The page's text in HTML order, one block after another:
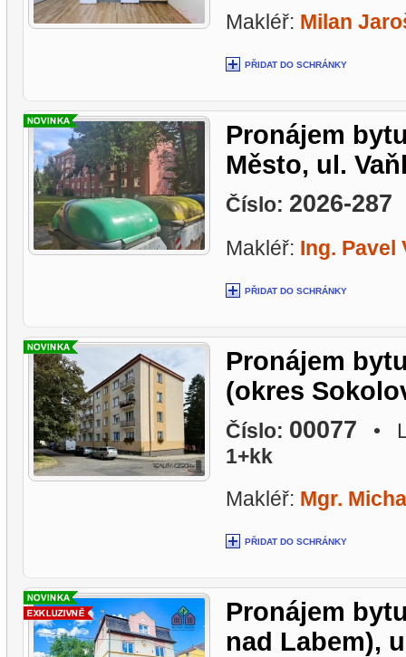
Makléř: Milan
PŘIDAT DO SCHRÁNKY
Pronájem
Město, ul.
Číslo: 2026-287
Makléř: Ing. Pavel
PŘIDAT DO SCHRÁNKY
Pronájem
(okres
Číslo: 00077 •
1+kk
Makléř: Mgr.
PŘIDAT DO SCHRÁNKY
Pronájem
nad Labem),